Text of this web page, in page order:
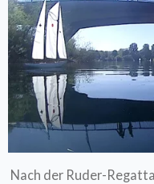
Nach der Ruder-